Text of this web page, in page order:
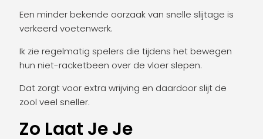
Een minder bekende oorzaak van snelle slijtage is
verkeerd voetenwerk.
Ik zie regelmatig spelers die tijdens het bewegen
hun niet-racketbeen over de vloer slepen.
Dat zorgt voor extra wrijving en daardoor slijt de
zool veel sneller.
Zo Laat Je Je